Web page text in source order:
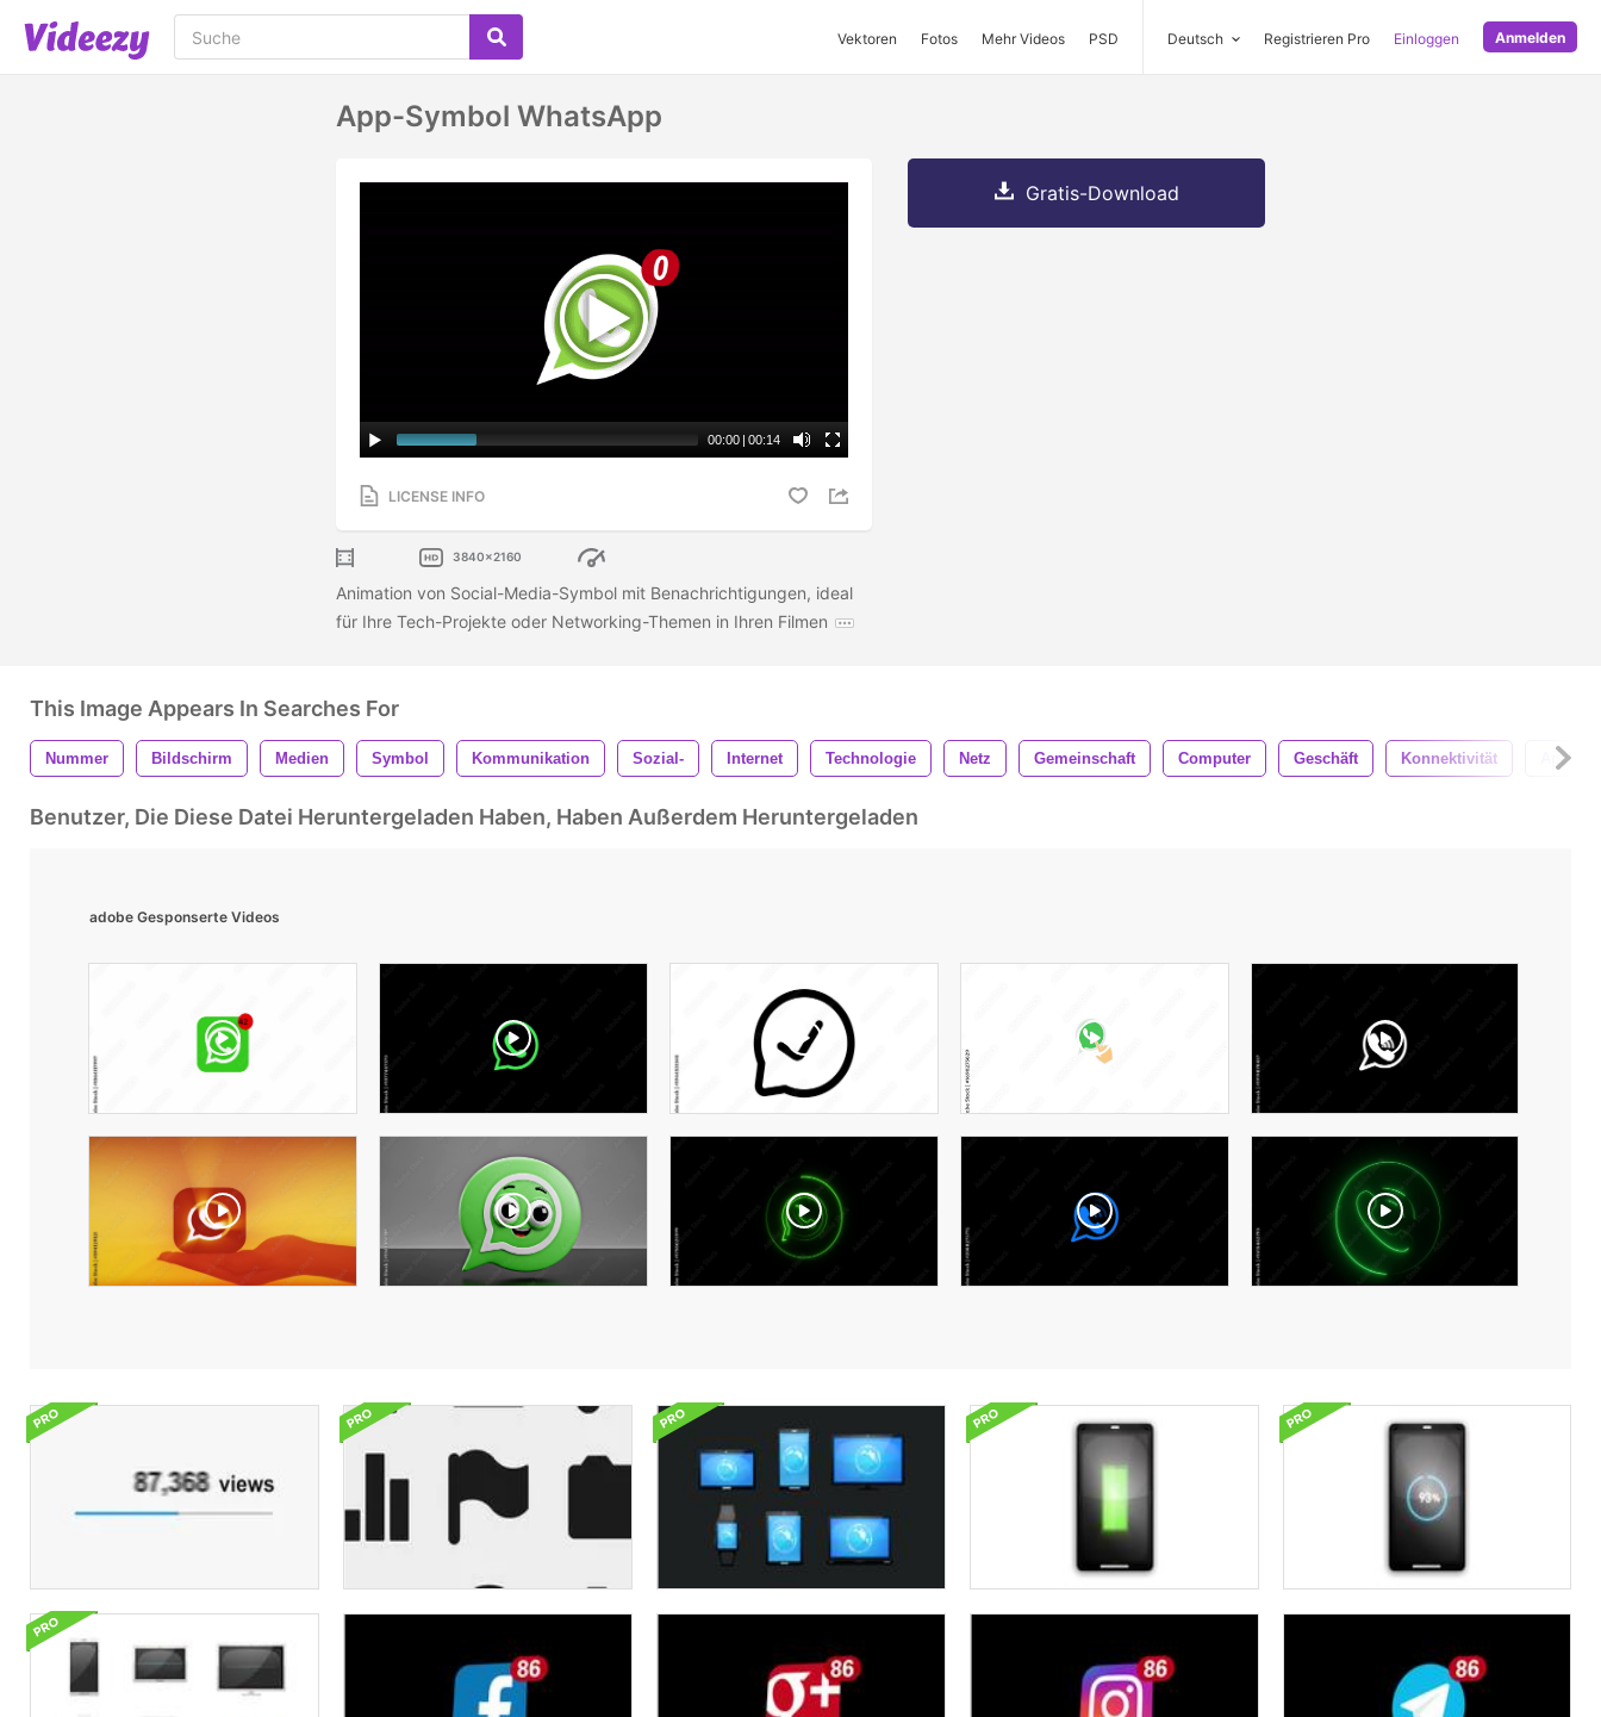
Vektoren Fotos Mehr Videos PSD Deutsch Registrieren Pro Einloggen Anmelden
App-Symbol WhatsApp
00:00 | 00:14
LICENSE INFO
3840x2160
Animation von Social-Media-Symbol mit Benachrichtigungen, ideal
für Ihre Tech-Projekte oder Networking-Themen in Ihren Filmen
Gratis-Download
This Image Appears In Searches For
Nummer Bildschirm Medien Symbol Kommunikation Sozial- Internet Technologie Netz Gemeinschaft Computer Geschäft Konnektivität App
Benutzer, Die Diese Datei Heruntergeladen Haben, Haben Außerdem Heruntergeladen
adobe Gesponserte Videos